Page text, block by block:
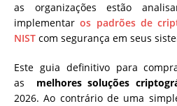
as organizações estão
implementaros padrões de
NIST com segurança em seus
Este guia definitivo para
as melhores soluções
2026. Ao contrário de uma